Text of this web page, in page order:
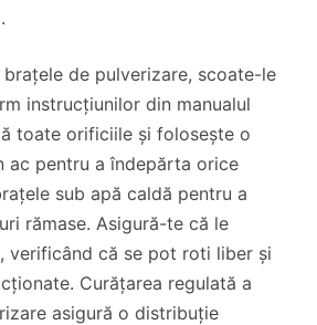
de pulverizare, scoate-le
instrucțiunilor din manualul
toate orificiile și folosește o
ac pentru a îndepărta orice
sub apă caldă pentru a
rămase. Asigură-te că le
verificând că se pot roti liber și
Curățarea regulată a
asigură o distribuție